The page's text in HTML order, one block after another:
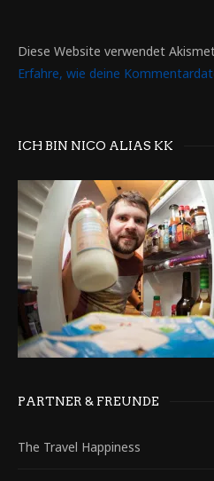
Diese Website verwendet
Erfahre, wie deine
ICH BIN NICO ALIAS KK
PARTNER & FREUNDE
The Travel Happiness